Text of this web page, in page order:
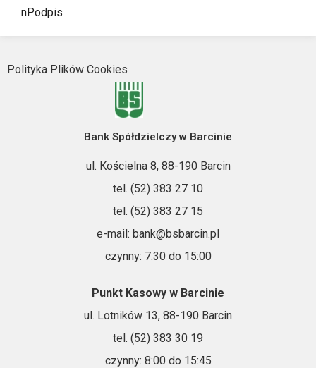
nPodpis
Polityka Plików Cookies
Bank Spółdzielczy w Barcinie
ul. Kościelna 8, 88-190 Barcin
tel. (52) 383 27 10
tel. (52) 383 27 15
e-mail: bank@bsbarcin.pl
czynny: 7:30 do 15:00
Punkt Kasowy w Barcinie
ul. Lotników 13, 88-190 Barcin
tel. (52) 383 30 19
czynny: 8:00 do 15:45